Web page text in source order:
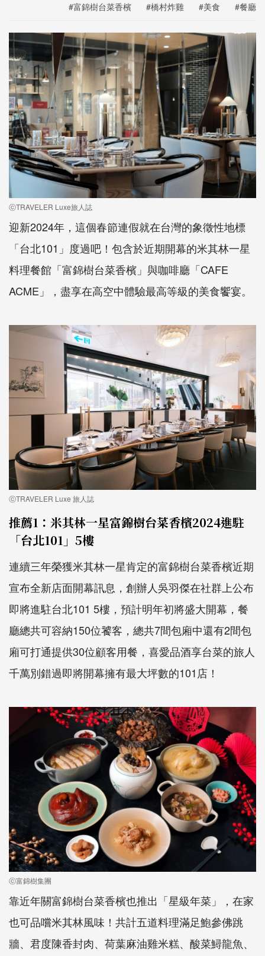
#富錦樹台菜香檳 #橋村炸雞 #美食 #餐廳
ⓒTRAVELER Luxe旅人誌
迎新2024年，這個春節連假就在台灣的象徵性地標
「台北101」度過吧！包含於近期開幕的米其林一星
料理餐館「富錦樹台菜香檳」與咖啡廳「CAFE
ACME」，盡享在高空中體驗最高等級的美食饗宴。
ⓒTRAVELER Luxe 旅人誌
推薦1：米其林一星富錦樹台菜香檳2024進駐
「台北101」5樓
連續三年榮獲米其林一星肯定的富錦樹台菜香檳近期
宣布全新店面開幕訊息，創辦人吳羽傑在社群上公布
即將進駐台北101 5樓，預計明年初將盛大開幕，餐
廳總共可容納150位饕客，總共7間包廂中還有2間包
廂可打通提供30位顧客用餐，喜愛品酒享台菜的旅人
千萬別錯過即將開幕擁有最大坪數的101店！
ⓒ富錦樹集團
靠近年關富錦樹台菜香檳也推出「星級年菜」，在家
也可品嚐米其林風味！共計五道料理滿足鮑參佛跳
牆、君度陳香封肉、荷葉麻油雞米糕、酸菜鱘龍魚、